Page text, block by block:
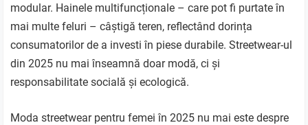
modular. Hainele multifuncționale – care pot fi purtate în
mai multe feluri – câștigă teren, reflectând dorința
consumatorilor de a investi în piese durabile. Streetwear-ul
din 2025 nu mai înseamnă doar modă, ci și
responsabilitate socială și ecologică.
Moda streetwear pentru femei în 2025 nu mai este despre